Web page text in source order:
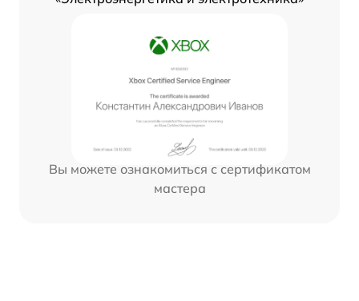
Вы можете ознакомиться с сертификатом
мастера